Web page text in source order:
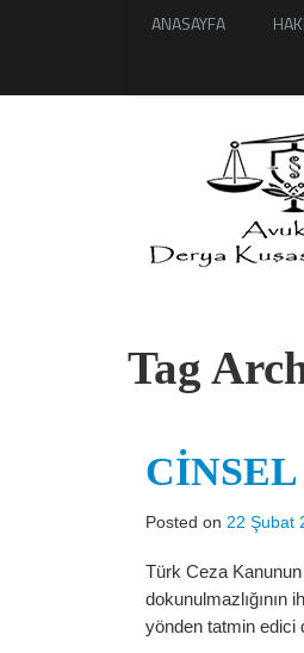
ANASAYFA
Tag
Posted on 22 Şubat
Türk Ceza
yönden tatmin edici